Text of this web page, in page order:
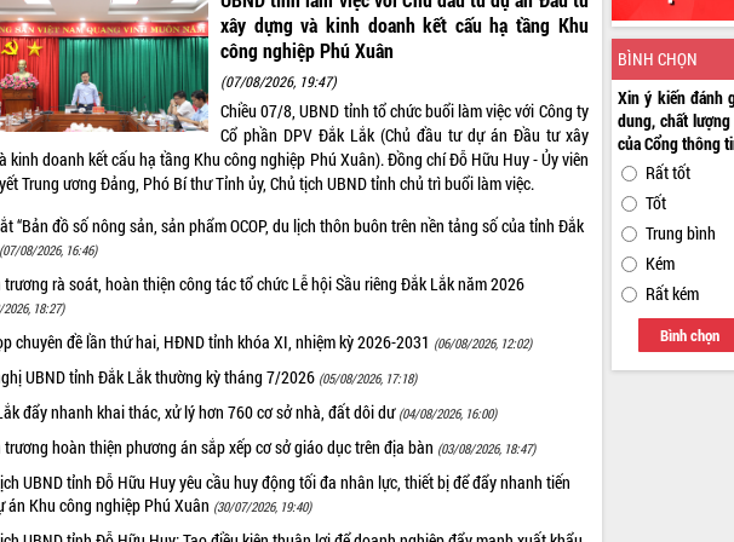
xây dựng và kinh doanh kết cấu hạ tầng Khu
công nghiệp Phú Xuân
(07/08/2026, 19:47)
Chiều 07/8, UBND tỉnh tổ chức buổi làm việc với Công ty
Cổ phần DPV Đắk Lắk (Chủ đầu tư dự án Đầu tư xây
kinh doanh kết cấu hạ tầng Khu công nghiệp Phú Xuân). Đồng chí Đỗ Hữu Huy - Ủy viên
Trung ương Đảng, Phó Bí thư Tỉnh ủy, Chủ tịch UBND tỉnh chủ trì buổi làm việc.
“Bản đồ số nông sản, sản phẩm OCOP, du lịch thôn buôn trên nền tảng số của tỉnh Đắk
(07/08/2026, 16:46)
trương rà soát, hoàn thiện công tác tổ chức Lễ hội Sầu riêng Đắk Lắk năm 2026
18:27)
chuyên đề lần thứ hai, HĐND tỉnh khóa XI, nhiệm kỳ 2026-2031 (06/08/2026, 12:02)
UBND tỉnh Đắk Lắk thường kỳ tháng 7/2026 (05/08/2026, 17:18)
đẩy nhanh khai thác, xử lý hơn 760 cơ sở nhà, đất dôi dư (04/08/2026, 16:00)
trương hoàn thiện phương án sắp xếp cơ sở giáo dục trên địa bàn (03/08/2026, 18:47)
UBND tỉnh Đỗ Hữu Huy yêu cầu huy động tối đa nhân lực, thiết bị để đẩy nhanh tiến
án Khu công nghiệp Phú Xuân (30/07/2026, 19:40)
BÌNH CHỌN
Xin ý kiến đánh
dung, chất
của Cổng thông
Rất tốt
Tốt
Trung bình
Kém
Rất kém
Bình chọn